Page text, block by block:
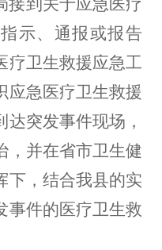
示、通报或报告
疗卫生救援应急工
应急医疗卫生救援
达突发事件现场，
，并在省市卫生健
下，结合我县的实
事件的医疗卫生救